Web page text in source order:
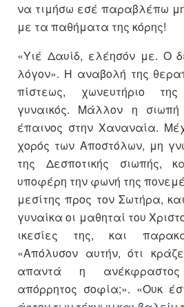
να τιμήσω εσέ παραβλέπω
με τα παθήματα της κόρης!
«Υιέ Δαυίδ, ελέησόν με. Ο
λόγον». Η αναβολή της
πίστεως, χωνευτήριο
γυναικός. Μάλλον η σιωπή
έπαινος στην Χαναναία.
χορός των Αποστόλων, μη
της Δεσποτικής σιωπής,
υποφέρη την φωνή της
μεσίτης προς τον Σωτήρα,
γυναίκα οι μαθηταί του
ικεσίες της, και
«Απόλυσον αυτήν, ότι
απαντά η
απόρρητος σοφία;». «Ουκ